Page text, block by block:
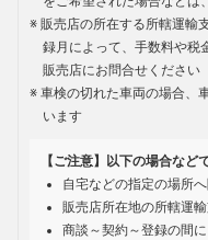
販売店の所在する所轄運輸
録月によって、手数料や税
販売店にお問合せください
車検の切れた車両の場合、
います
【ご注意】以下の場合など
自宅などの指定の場所
販売店所在地の所轄運
商談～契約～登録の間